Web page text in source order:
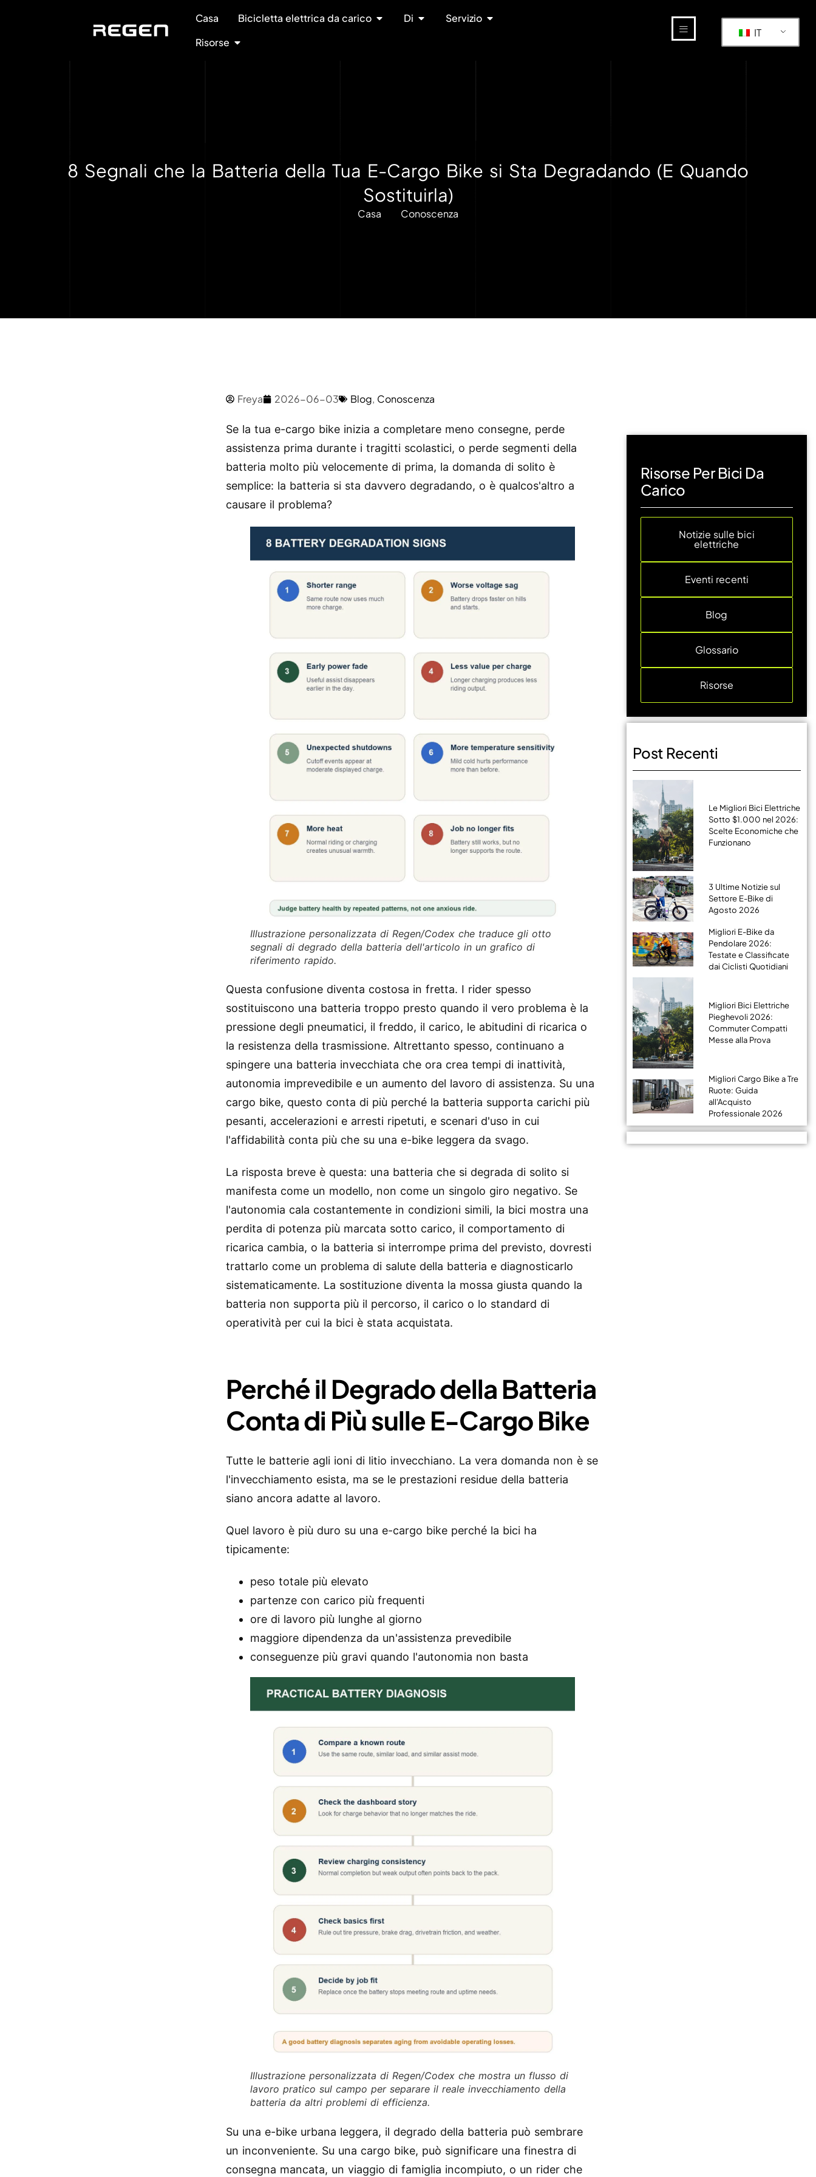
Casa Bicicletta elettrica da carico Di
Servizio
Risorse
IT
8 Segnali che la Batteria della Tua E-Cargo Bike si Sta Degradando (E Quando
Sostituirla)
Casa Conoscenza
Freya 2026-06-03 Blog, Conoscenza
Se la tua e-cargo bike inizia a completare meno consegne, perde
assistenza prima durante i tragitti scolastici, o perde segmenti della
batteria molto più velocemente di prima, la domanda di solito è
semplice: la batteria si sta davvero degradando, o è qualcos'altro a
causare il problema?
Illustrazione personalizzata di Regen/Codex che traduce gli otto
segnali di degrado della batteria dell'articolo in un grafico di
riferimento rapido.
Questa confusione diventa costosa in fretta. I rider spesso
sostituiscono una batteria troppo presto quando il vero problema è la
pressione degli pneumatici, il freddo, il carico, le abitudini di ricarica o
la resistenza della trasmissione. Altrettanto spesso, continuano a
spingere una batteria invecchiata che ora crea tempi di inattività,
autonomia imprevedibile e un aumento del lavoro di assistenza. Su una
cargo bike, questo conta di più perché la batteria supporta carichi più
pesanti, accelerazioni e arresti ripetuti, e scenari d'uso in cui
l'affidabilità conta più che su una e-bike leggera da svago.
La risposta breve è questa: una batteria che si degrada di solito si
manifesta come un modello, non come un singolo giro negativo. Se
l'autonomia cala costantemente in condizioni simili, la bici mostra una
perdita di potenza più marcata sotto carico, il comportamento di
ricarica cambia, o la batteria si interrompe prima del previsto, dovresti
trattarlo come un problema di salute della batteria e diagnosticarlo
sistematicamente. La sostituzione diventa la mossa giusta quando la
batteria non supporta più il percorso, il carico o lo standard di
operatività per cui la bici è stata acquistata.
Perché il Degrado della Batteria
Conta di Più sulle E-Cargo Bike
Tutte le batterie agli ioni di litio invecchiano. La vera domanda non è se
l'invecchiamento esista, ma se le prestazioni residue della batteria
siano ancora adatte al lavoro.
Quel lavoro è più duro su una e-cargo bike perché la bici ha
tipicamente:
peso totale più elevato
partenze con carico più frequenti
ore di lavoro più lunghe al giorno
maggiore dipendenza da un'assistenza prevedibile
conseguenze più gravi quando l'autonomia non basta
Illustrazione personalizzata di Regen/Codex che mostra un flusso di
lavoro pratico sul campo per separare il reale invecchiamento della
batteria da altri problemi di efficienza.
Su una e-bike urbana leggera, il degrado della batteria può sembrare
un inconveniente. Su una cargo bike, può significare una finestra di
consegna mancata, un viaggio di famiglia incompiuto, o un rider che
Risorse Per Bici Da
Carico
Notizie sulle bici
elettriche
Eventi recenti
Blog
Glossario
Risorse
Post Recenti
Le Migliori Bici Elettriche
Sotto $1.000 nel 2026:
Scelte Economiche che
Funzionano
3 Ultime Notizie sul
Settore E-Bike di
Agosto 2026
Migliori E-Bike da
Pendolare 2026:
Testate e Classificate
dai Ciclisti Quotidiani
Migliori Bici Elettriche
Pieghevoli 2026:
Commuter Compatti
Messe alla Prova
Migliori Cargo Bike a Tre
Ruote: Guida
all'Acquisto
Professionale 2026